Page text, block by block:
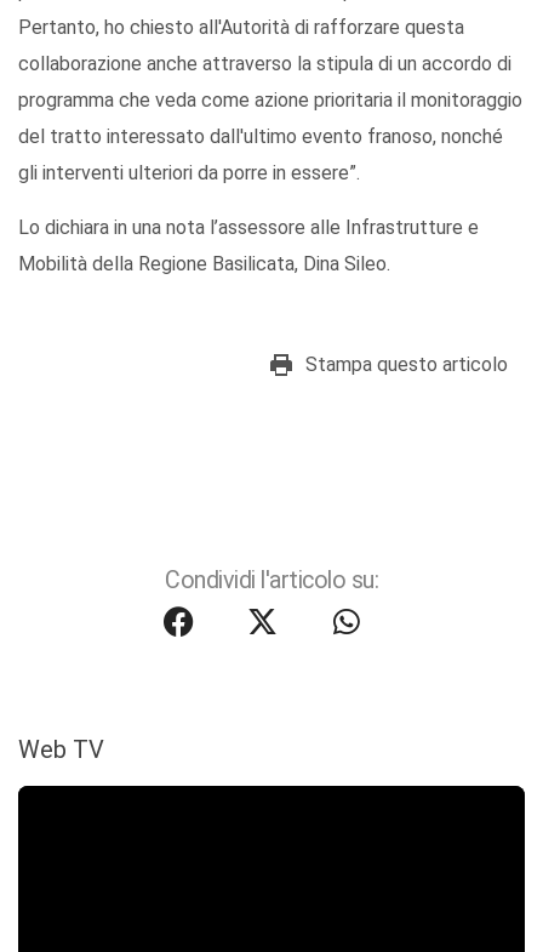
Pertanto, ho chiesto all'Autorità di rafforzare questa
collaborazione anche attraverso la stipula di un accordo di
programma che veda come azione prioritaria il monitoraggio
del tratto interessato dall'ultimo evento franoso, nonché
gli interventi ulteriori da porre in essere”.
Lo dichiara in una nota l’assessore alle Infrastrutture e
Mobilità della Regione Basilicata, Dina Sileo.
Stampa questo articolo
Condividi l'articolo su:
Web TV